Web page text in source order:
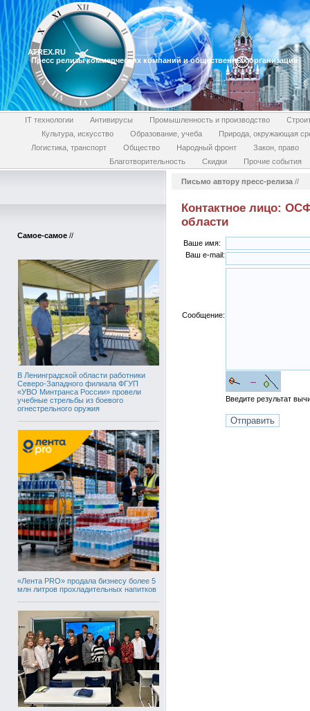
ATREX.RU
Пресс релизы коммерческих компаний и общественных организаций
IT технологии Антивирусы Промышленность и производство
Культура, искусство
Образование, учеба
Природа, окружающая
Логистика, транспорт
Общество Народный фронт
Закон, право
Благотворительность
Скидки Прочие события
Самое-самое //
В Ленинградской области работники
Северо-Западного филиала ФГУП
«УВО Минтранса России» провели
учебные стрельбы из боевого
огнестрельного оружия
«Лента PRO» продала бизнесу более 5
млн литров прохладительных напитков
Письмо автору пресс-релиза //
Контактное лицо:
области
Ваше имя:
Ваш e-mail:
Сообщение:
Введите результат